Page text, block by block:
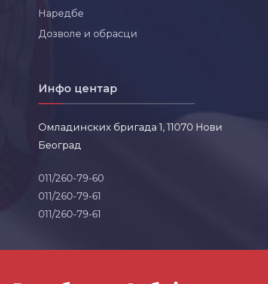
Наредбе
Дозволе и обрасци
Инфо центар
Омладинских бригада 1, 11070 Нови
Београд
011/260-79-60
011/260-79-61
011/260-79-61